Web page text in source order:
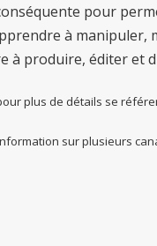
pour
à manipuler,
à produire, éditer et
plus de détails se
sur plusieurs